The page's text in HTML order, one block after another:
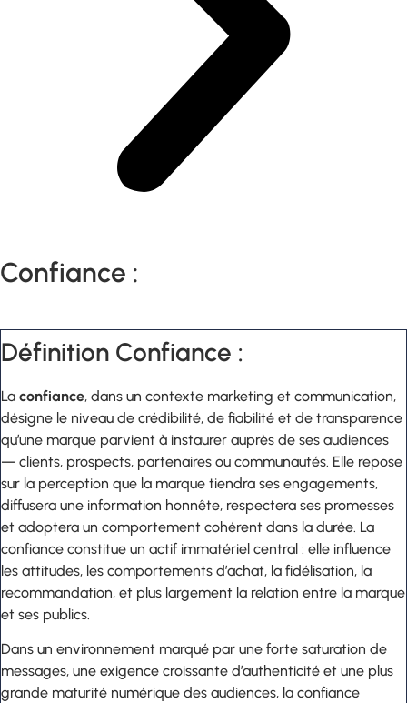
Confiance :
Définition Confiance :
La confiance, dans un contexte marketing et communication,
désigne le niveau de crédibilité, de fiabilité et de transparence
qu’une marque parvient à instaurer auprès de ses audiences
— clients, prospects, partenaires ou communautés. Elle repose
sur la perception que la marque tiendra ses engagements,
diffusera une information honnête, respectera ses promesses
et adoptera un comportement cohérent dans la durée. La
confiance constitue un actif immatériel central : elle influence
les attitudes, les comportements d’achat, la fidélisation, la
recommandation, et plus largement la relation entre la marque
et ses publics.
Dans un environnement marqué par une forte saturation de
messages, une exigence croissante d’authenticité et une plus
grande maturité numérique des audiences, la confiance